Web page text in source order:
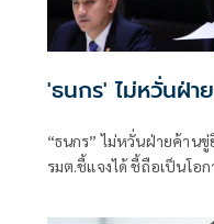
'ธนกร' ไม่หวั่นฝ่
“ธนกร” ไม่หวั่นฝ่ายค้าน
รมต.ชี้แจงได้ ชี้ถือเป็นโอ
มีแต่น้ำ ไม่มีเนื้อ